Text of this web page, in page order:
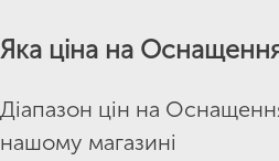
Яка ціна на
Діапазон цін на
нашому магазині